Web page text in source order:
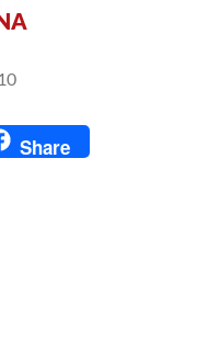
Share